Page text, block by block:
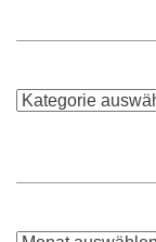
Kategorien